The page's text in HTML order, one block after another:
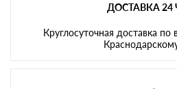
ДОСТАВКА 24
Круглосуточная доставка по